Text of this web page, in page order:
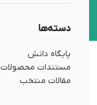
دسته‌ها
پایگاه دانش
مستندات محصولات
مقالات منتخب